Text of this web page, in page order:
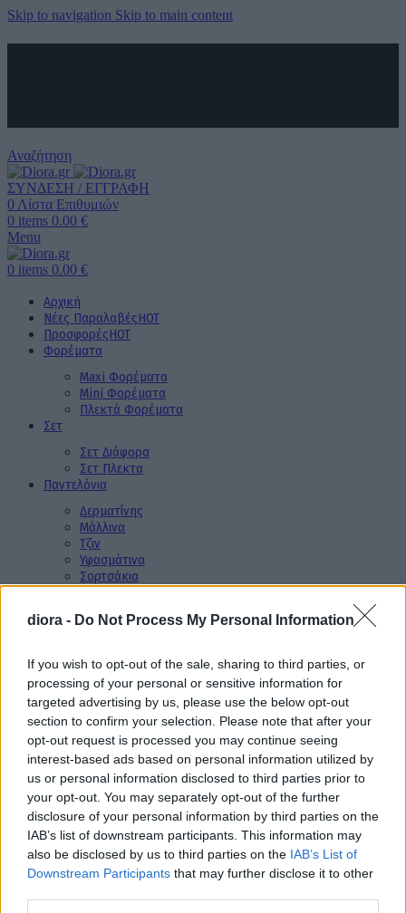
diora - Do Not Process My Personal Information
If you wish to opt-out of the sale, sharing to third parties, or
processing of your personal or sensitive information for
targeted advertising by us, please use the below opt-out
section to confirm your selection. Please note that after your
opt-out request is processed you may continue seeing
interest-based ads based on personal information utilized by
us or personal information disclosed to third parties prior to
your opt-out. You may separately opt-out of the further
disclosure of your personal information by third parties on the
IAB’s list of downstream participants. This information may
also be disclosed by us to third parties on the IAB’s List of
Downstream Participants that may further disclose it to other
Skip to navigation Skip to main content
Αναζήτηση
ΣΥΝΔΕΣΗ / ΕΓΓΡΑΦΗ
0 Λίστα Επιθυμιών
0 items 0.00 €
Menu
0 items 0.00 €
Αρχική
Νέες ΠαραλαβέςHOT
ΠροσφορέςHOT
Φορέματα
Maxi Φορέματα
Mini Φορέματα
Πλεκτά Φορέματα
Σετ
Σετ Διάφορα
Σετ Πλεκτα
Παντελόνια
Δερματίνης
Μάλλινα
Τζιν
Υφασμάτινα
Σορτσάκια
Φούστες
Μπλούζες
Μάλλινες Μπλούζες
Πλεκτές Μπλούζες
Φούτερ Μπλούζες
Φορμές
Βελουτέ Φόρμες
Διάφορες Φόρμες
Φούτερ Φορμές
XL Μεγέθη
Πανωφόρια
STOCKΗΟΤ
Aξεσουάρ
Κοσμήματα
Βραχιόλια
Δαχτυλίδια